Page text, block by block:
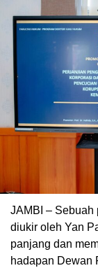
JAMBI – Sebuah
diukir oleh Yan
panjang dan
hadapan Dewan